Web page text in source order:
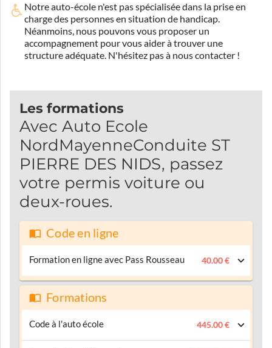
Notre auto-école n'est pas spécialisée dans la prise en
charge des personnes en situation de handicap.
Néanmoins, nous pouvons vous proposer un
accompagnement pour vous aider à trouver une
structure adéquate. N'hésitez pas à nous contacter !
Les formations
Avec Auto Ecole
NordMayenneConduite ST
PIERRE DES NIDS, passez
votre permis voiture ou
deux-roues.
Code en ligne
Formation en ligne avec Pass Rousseau 40.00 €
Formations
Code à l'auto école 445.00 €